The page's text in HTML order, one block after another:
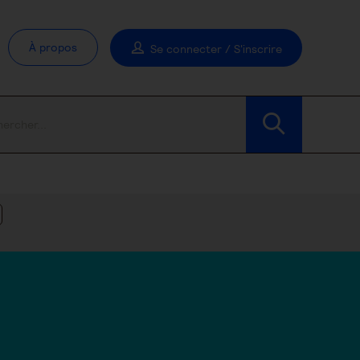
À propos Se connecter / S'inscrire